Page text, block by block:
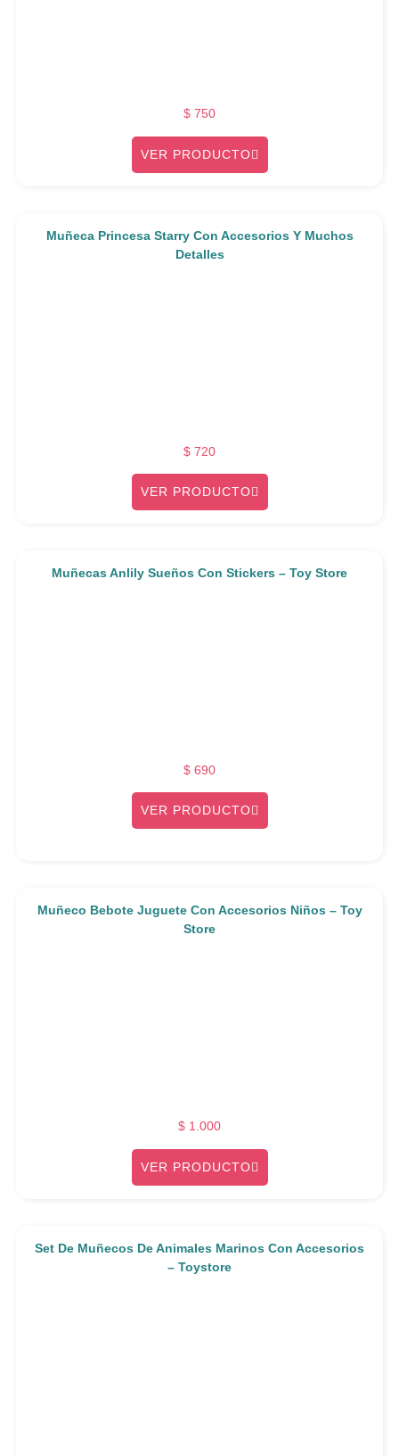
$ 750
VER PRODUCTO
Muñeca Princesa Starry Con Accesorios Y Muchos
Detalles
$ 720
VER PRODUCTO
Muñecas Anlily Sueños Con Stickers – Toy Store
$ 690
VER PRODUCTO
Muñeco Bebote Juguete Con Accesorios Niños – Toy
Store
$ 1.000
VER PRODUCTO
Set De Muñecos De Animales Marinos Con Accesorios
– Toystore